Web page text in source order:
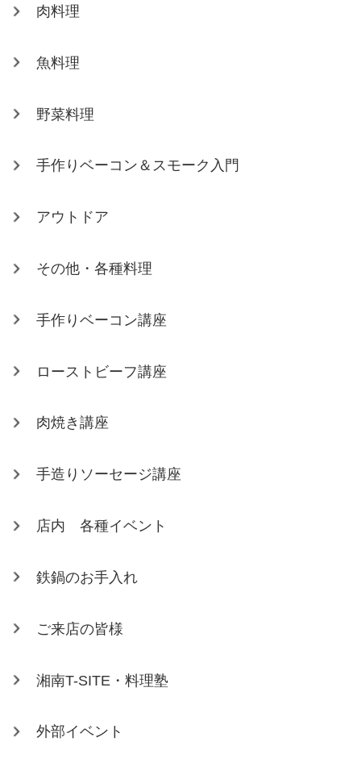
肉料理
魚料理
野菜料理
手作りベーコン＆スモーク入門
アウトドア
その他・各種料理
手作りベーコン講座
ローストビーフ講座
肉焼き講座
手造りソーセージ講座
店内 各種イベント
鉄鍋のお手入れ
ご来店の皆様
湘南T-SITE・料理塾
外部イベント